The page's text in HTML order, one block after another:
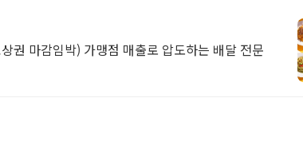
권 마감임박) 가맹점 매출로 압도하는 배달 전문